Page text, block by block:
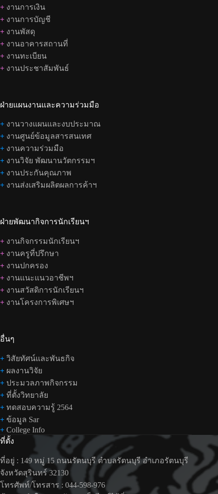
+ งานการเงิน
+ งานการบัญชี
+ งานพัสดุ
+ งานอาคารสถานที่
+ งานทะเบียน
+ งานประชาสัมพันธ์
ฝ่ายแผนงานและความร่วมมือ
+ งานวางแผนและงบประมาณ
+ งานศูนย์ข้อมูลสารสนเทศ
+ งานความร่วมมือ
+ งานวิจัย พัฒนานวัตกรรมฯ
+ งานประกันคุณภาพ
+ งานส่งเสริมผลิตผลการค้าฯ
ฝ่ายพัฒนากิจการนักเรียนฯ
+ งานกิจกรรมนักเรียนฯ
+ งานครูที่ปรึกษา
+ งานปกครอง
+ งานแนะแนวอาชีพฯ
+ งานสวัสดิการนักเรียนฯ
+ งานโครงการพิเศษฯ
อื่นๆ
+ วิสัยทัศน์และพันธกิจ
+ ผลงานวิจัย
+ ประมวลภาพกิจกรรม
+ ที่ตั้งวิทยาลัย
+ ทดสอบความรู้ 2564
+ ข้อมูล Sar
+ College Info
ที่ตั้ง
ที่อยู่ : 149 หมู่ 15 ถนนรัตนบุรี ตำบลรัตนบุรี อำเภอรัตนบุรี
จังหวัดสุรินทร์ 32130
โทรศัพท์/โทรสาร : 044-598-976